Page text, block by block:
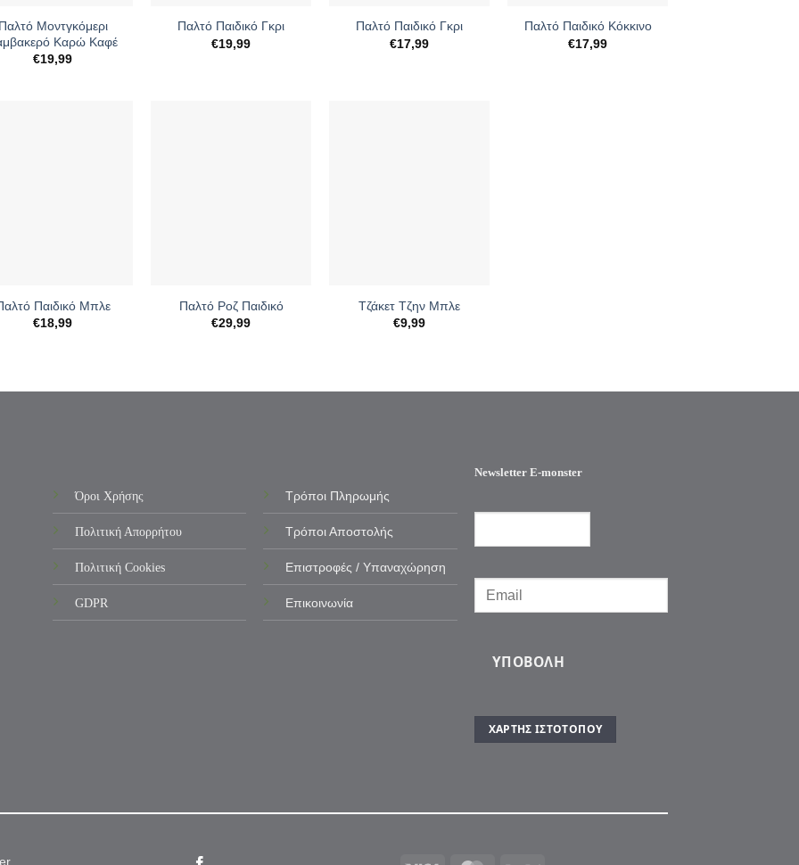
Μοντγκόμερι
Καρώ Καφέ
€19,99
Παλτό Παιδικό Γκρι
€19,99
Παλτό Παιδικό Γκρι
€17,99
Παλτό Παιδικό Κόκκινο
€17,99
Παιδικό Μπλε
€18,99
Παλτό Ροζ Παιδικό
€29,99
Τζάκετ Τζην Μπλε
€9,99
Όροι Χρήσης
Πολιτική Απορρήτου
Πολιτική Cookies
GDPR
Τρόποι Πληρωμής
Τρόποι Αποστολής
Επιστροφές / Υπαναχώρηση
Επικοινωνία
Newsletter E-monster
ΥΠΟΒΟΛΉ
ΧΆΡΤΗΣ ΙΣΤΌΤΟΠΟΥ